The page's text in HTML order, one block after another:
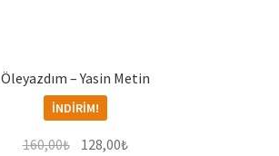
Öleyazdım – Yasin Metin
İNDIRIM!
160,00₺ Orijinal
128,00₺Şu